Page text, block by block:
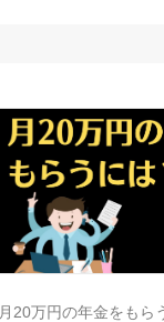
月20万円の年金をもら